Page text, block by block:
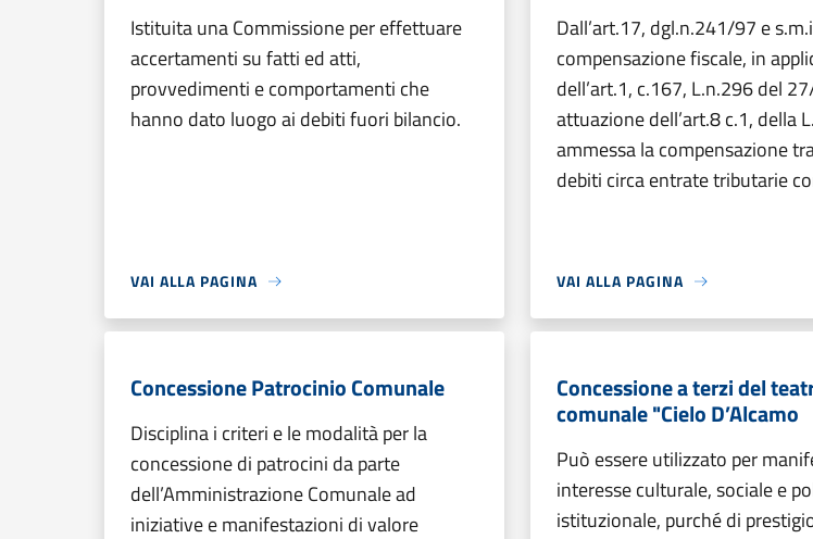
Istituita una Commissione per effettuare
accertamenti su fatti ed atti,
provvedimenti e comportamenti che
hanno dato luogo ai debiti fuori bilancio.
VAI ALLA PAGINA
Dall’art.17, dgl.n.241/97 e
compensazione fiscale, in
dell’art.1, c.167, L.n.296 del
attuazione dell’art.8 c.1, della
ammessa la compensazione
debiti circa entrate tributarie
VAI ALLA PAGINA
Concessione Patrocinio Comunale
Disciplina i criteri e le modalità per la
concessione di patrocini da parte
dell’Amministrazione Comunale ad
iniziative e manifestazioni di valore
Concessione a terzi del
comunale "Cielo D’Alcamo
Può essere utilizzato per
interesse culturale, sociale e
istituzionale, purché di